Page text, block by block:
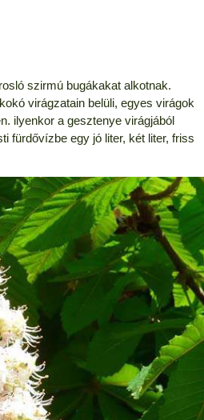
szirmú bugákakat alkotnak.
virágzatain belüli, egyes virágok
ilyenkor a gesztenye virágjából
fürdővízbe egy jó liter, két liter, friss